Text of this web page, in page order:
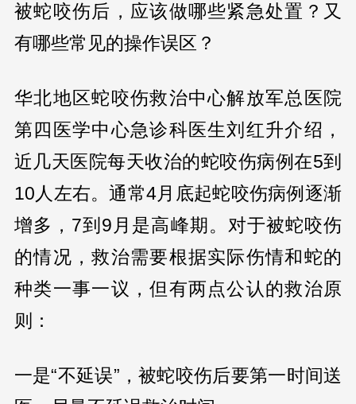
被蛇咬伤后，应该做哪些紧急处置？又
有哪些常见的操作误区？
华北地区蛇咬伤救治中心解放军总医院
第四医学中心急诊科医生刘红升介绍，
近几天医院每天收治的蛇咬伤病例在5到
10人左右。通常4月底起蛇咬伤病例逐渐
增多，7到9月是高峰期。对于被蛇咬伤
的情况，救治需要根据实际伤情和蛇的
种类一事一议，但有两点公认的救治原
则：
一是“不延误”，被蛇咬伤后要第一时间送